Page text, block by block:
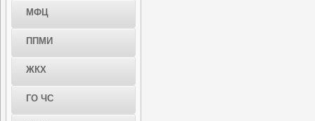
МФЦ
ППМИ
ЖКХ
ГО ЧС